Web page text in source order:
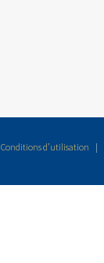
Conditions d’utilisation |